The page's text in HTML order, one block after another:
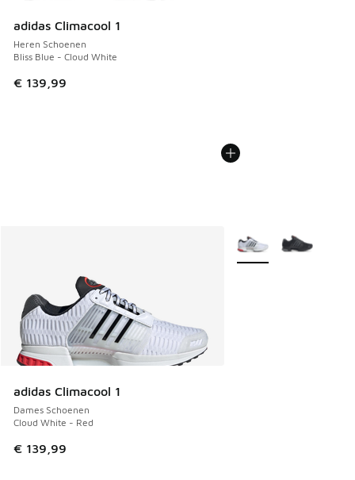
adidas Climacool 1
Heren Schoenen
Bliss Blue - Cloud White
€ 139,99
adidas Climacool 1
Dames Schoenen
Cloud White - Red
€ 139,99
Meer kleuren